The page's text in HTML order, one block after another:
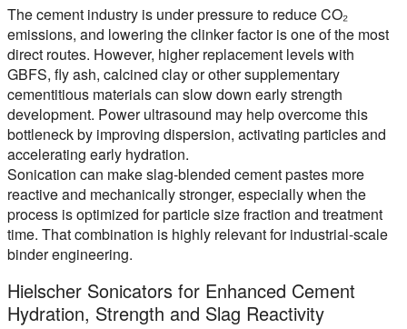
The cement industry is under pressure to reduce CO₂
emissions, and lowering the clinker factor is one of the most
direct routes. However, higher replacement levels with
GBFS, fly ash, calcined clay or other supplementary
cementitious materials can slow down early strength
development. Power ultrasound may help overcome this
bottleneck by improving dispersion, activating particles and
accelerating early hydration.
Sonication can make slag-blended cement pastes more
reactive and mechanically stronger, especially when the
process is optimized for particle size fraction and treatment
time. That combination is highly relevant for industrial-scale
binder engineering.
Hielscher Sonicators for Enhanced Cement
Hydration, Strength and Slag Reactivity